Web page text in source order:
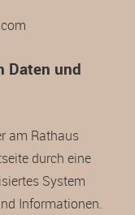
Daten und
am Rathaus
durch eine
System
Informationen.